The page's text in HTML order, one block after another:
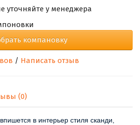
уточняйте у менеджера
компановку
/ Написать отзыв
(0)
в интерьер стиля сканди,